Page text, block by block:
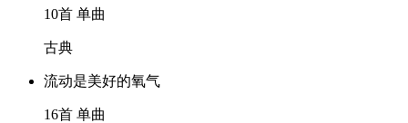
10首 单曲
古典
流动是美好的氧气
16首 单曲